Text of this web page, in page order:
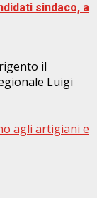
sindaco, a
il
Luigi
agli artigiani e